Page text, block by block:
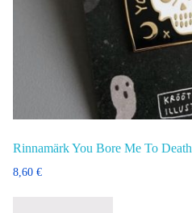
Rinnamärk You Bore Me To Death
8,60 €